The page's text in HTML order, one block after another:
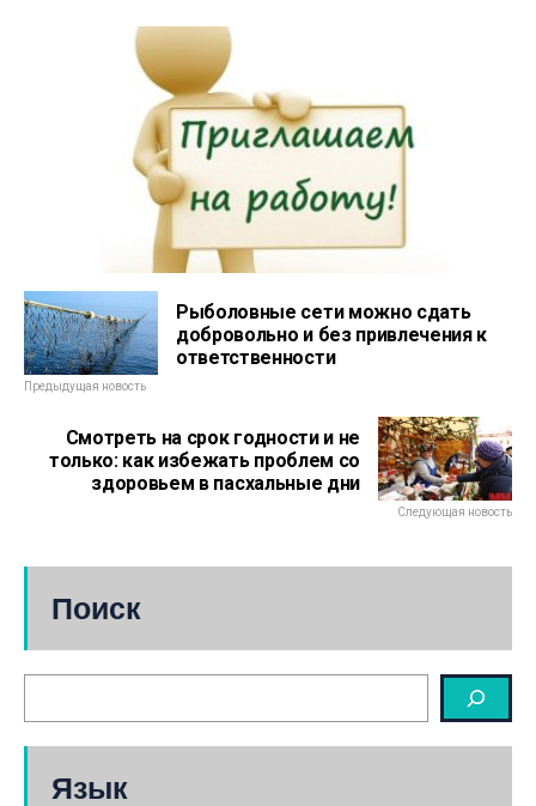
Рыболовные сети можно сдать
добровольно и без привлечения к
ответственности
Предыдущая новость
Смотреть на срок годности и не
только: как избежать проблем со
здоровьем в пасхальные дни
Следующая новость
Поиск
Язык